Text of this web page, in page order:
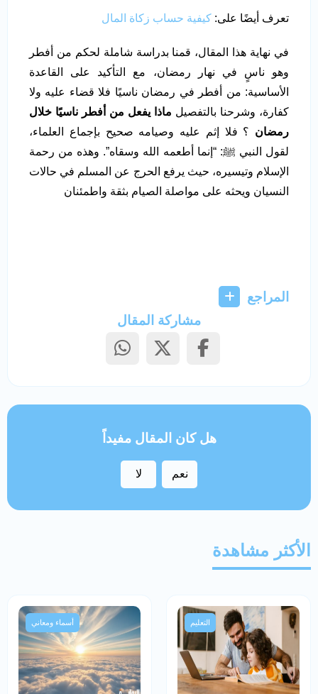
تعرف أيضًا على: كيفية حساب زكاة المال
في نهاية هذا المقال، قمنا بدراسة شاملة لحكم من أفطر
وهو ناسٍ في نهار رمضان، مع التأكيد على القاعدة
الأساسية: من أفطر في رمضان ناسيًا فلا قضاء عليه ولا
كفارة، وشرحنا بالتفصيل ماذا يفعل من أفطر ناسيًا خلال
رمضان ؟ فلا إثم عليه وصيامه صحيح بإجماع العلماء،
لقول النبي ﷺ: “إنما أطعمه الله وسقاه”. وهذه من رحمة
الإسلام وتيسيره، حيث يرفع الحرج عن المسلم في حالات
النسيان ويحثه على مواصلة الصيام بثقة واطمئنان
المراجع
مشاركة المقال
هل كان المقال مفيداً
نعم لا
الأكثر مشاهدة
التعليم أسماء ومعاني